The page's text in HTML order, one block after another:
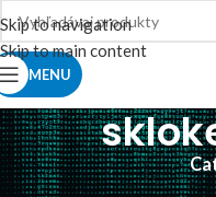
Skip to navigation
Skip to main content
MENU
Domov Produkty so značkou